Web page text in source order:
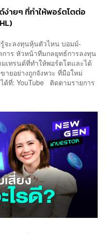
ง่ายๆ ที่ทำให้พอร์ตโตต่อ
จะลงทุนหุ้นตัวไหน บอมม์-
การ หัวหน้าทีมกลยุทธ์การลงทุน
เทรนด์ที่ทำให้พอร์ตโตและได้
ายอย่างถูกจังหวะ ที่มือใหม่
ที่: YouTube ติดตามรายการ